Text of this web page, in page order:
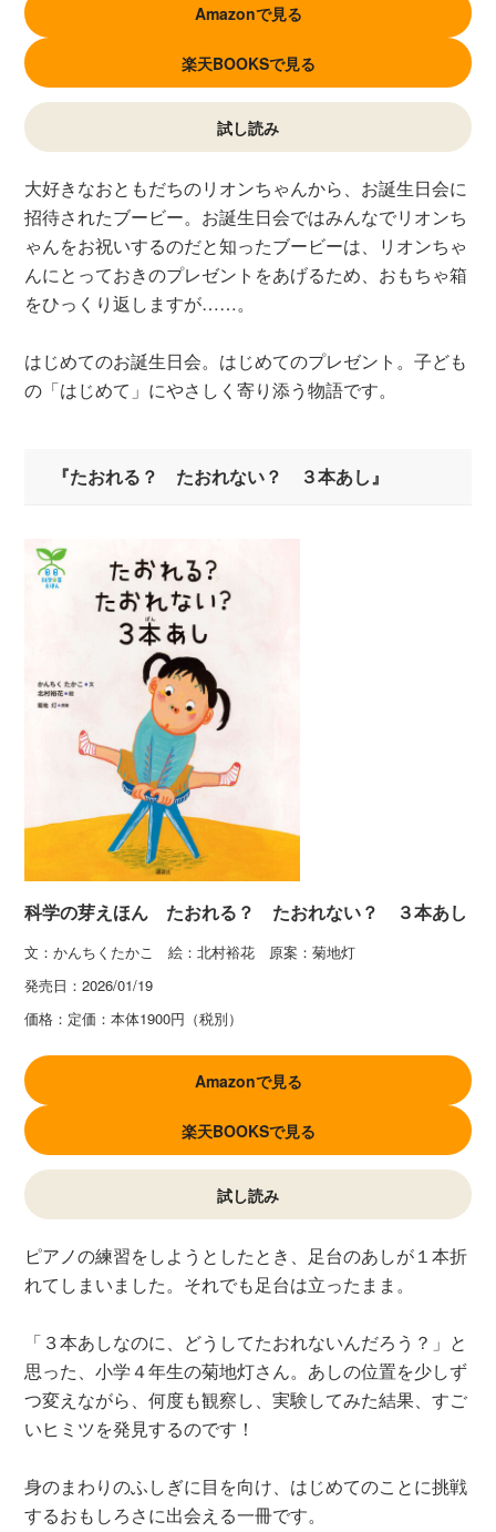
Amazonで見る
楽天BOOKSで見る
試し読み
大好きなおともだちのリオンちゃんから、お誕生日会に
招待されたブービー。お誕生日会ではみんなでリオンち
ゃんをお祝いするのだと知ったブービーは、リオンちゃ
んにとっておきのプレゼントをあげるため、おもちゃ箱
をひっくり返しますが……。
はじめてのお誕生日会。はじめてのプレゼント。子ども
の「はじめて」にやさしく寄り添う物語です。
『たおれる？ たおれない？ ３本あし』
科学の芽えほん たおれる？ たおれない？ ３本あし
文：かんちくたかこ 絵：北村裕花 原案：菊地灯
発売日：2026/01/19
価格： 定価：本体1900円（税別）
Amazonで見る
楽天BOOKSで見る
試し読み
ピアノの練習をしようとしたとき、足台のあしが１本折
れてしまいました。それでも足台は立ったまま。
「３本あしなのに、どうしてたおれないんだろう？」と
思った、小学４年生の菊地灯さん。あしの位置を少しず
つ変えながら、何度も観察し、実験してみた結果、すご
いヒミツを発見するのです！
身のまわりのふしぎに目を向け、はじめてのことに挑戦
するおもしろさに出会える一冊です。